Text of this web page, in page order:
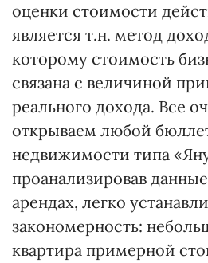
оценки стоимости
является т.н. метод
которому стоимость
связана с величиной
реального дохода. Все
открываем любой
недвижимости типа
проанализировав
арендах, легко
закономерность:
квартира примерной